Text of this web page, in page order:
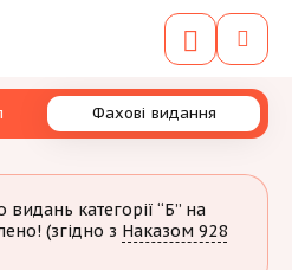
Фахові видання
категорії “Б” на
(згідно з Наказом 928